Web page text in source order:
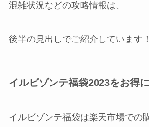
混雑状況などの攻略情報は、
後半の見出しでご紹介しています！
イルビゾンテ福袋2023をお得
イルビゾンテ福袋は楽天市場での